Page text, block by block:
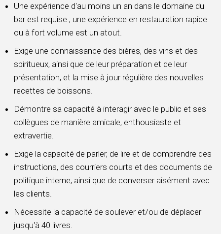
Une expérience d'au moins un an dans le domaine du
bar est requise ; une expérience en restauration rapide
ou à fort volume est un atout.
Exige une connaissance des bières, des vins et des
spiritueux, ainsi que de leur préparation et de leur
présentation, et la mise à jour régulière des nouvelles
recettes de boissons.
Démontre sa capacité à interagir avec le public et ses
collègues de manière amicale, enthousiaste et
extravertie.
Exige la capacité de parler, de lire et de comprendre des
instructions, des courriers courts et des documents de
politique interne, ainsi que de converser aisément avec
les clients.
Nécessite la capacité de soulever et/ou de déplacer
jusqu'à 40 livres.